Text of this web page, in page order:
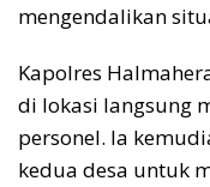
mengendalikan
Kapolres
di lokasi langsung
personel. Ia
kedua desa untuk